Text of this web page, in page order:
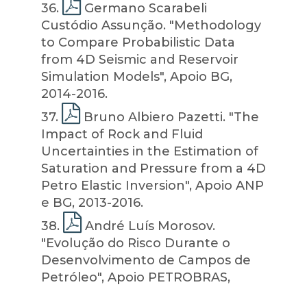
36.
Germano Scarabeli
Custódio Assunção. "Methodology
to Compare Probabilistic Data
from 4D Seismic and Reservoir
Simulation Models", Apoio BG,
2014-2016.
37.
Bruno Albiero Pazetti. "The
Impact of Rock and Fluid
Uncertainties in the Estimation of
Saturation and Pressure from a 4D
Petro Elastic Inversion", Apoio ANP
e BG, 2013-2016.
38.
André Luís Morosov.
"Evolução do Risco Durante o
Desenvolvimento de Campos de
Petróleo", Apoio PETROBRAS,